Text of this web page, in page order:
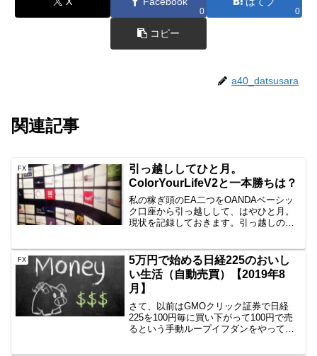
0 0
コピー
a40_datsusara
関連記事
FX
引っ越ししてひと月。
ColorYourLifeV2と一本勝ちは？
私の稼ぎ頭のEA二つをOANDAベーシッ
ク口座から引っ越しして、はやひと月。
現状を記録しておきます。引っ越しの模
京サーバに引っ越しました。発注単位が
千通貨⇒1万通...
FX
5万円で始める日経225のおいし
い生活（自動売買）【2019年8
月】
さて、以前はGMOクリック証券で日経
225を100円毎に買い下がって100円で売
るという手動ループイフダンをやってい